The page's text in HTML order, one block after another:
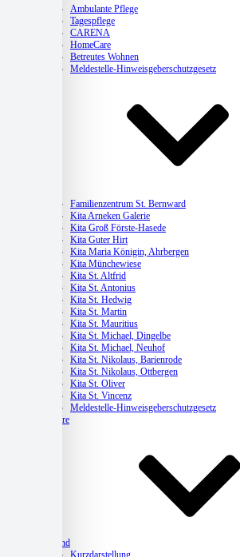
Ambulante Pflege
Tagespflege
CARENA
HomeCare
Betreutes Wohnen
Meldestelle-Hinweisgeberschutzgesetz
Familienzentrum St. Bernward
Kita Arneken Galerie
Kita Groß Förste-Hasede
Kita Guter Hirt
Kita Maria Königin, Ahrbergen
Kita Münchewiese
Kita St. Altfrid
Kita St. Antonius
Kita St. Hedwig
Kita St. Martin
Kita St. Mauritius
Kita St. Michael, Dingelbe
Kita St. Michael, Neuhof
Kita St. Nikolaus, Barienrode
Kita St. Nikolaus, Ottbergen
Kita St. Oliver
Kita St. Vincenz
Meldestelle-Hinweisgeberschutzgesetz
Karriere
Verband